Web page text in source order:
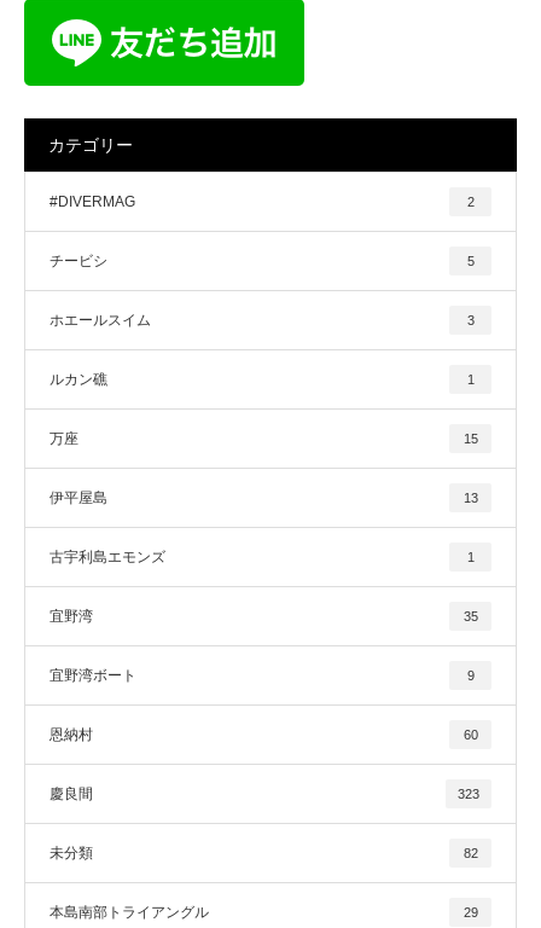
カテゴリー
#DIVERMAG 2
チービシ 5
ホエールスイム 3
ルカン礁 1
万座 15
伊平屋島 13
古宇利島エモンズ 1
宜野湾 35
宜野湾ボート 9
恩納村 60
慶良間 323
未分類 82
本島南部トライアングル 29